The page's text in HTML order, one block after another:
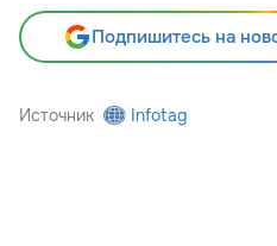
Подпишитесь на
Источник Infotag